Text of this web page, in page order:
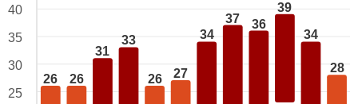
26 26
31
33
26 27
34
37 36
39
34
28
40
35
30
25